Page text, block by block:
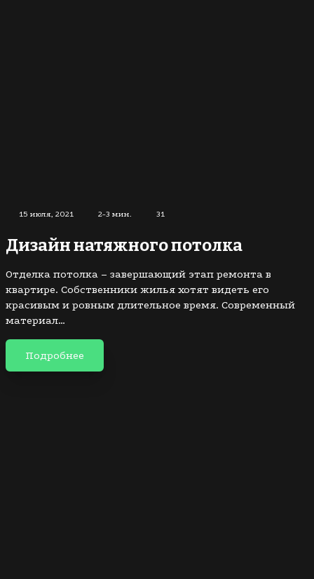
15 июля, 2021 2-3 мин. 31
Дизайн натяжного потолка
Отделка потолка – завершающий этап ремонта в
квартире. Собственники жилья хотят видеть его
красивым и ровным длительное время. Современный
материал…
Подробнее